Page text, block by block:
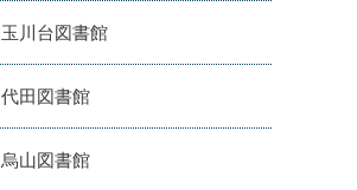
玉川台図書館
代田図書館
烏山図書館